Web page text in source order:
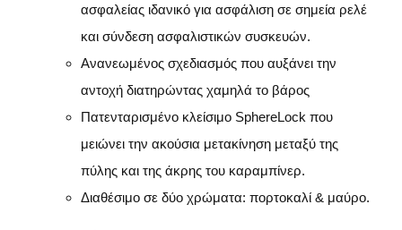
ασφαλείας ιδανικό για ασφάλιση σε σημεία ρελέ
και σύνδεση ασφαλιστικών συσκευών.
Ανανεωμένος σχεδιασμός που αυξάνει την
αντοχή διατηρώντας χαμηλά το βάρος
Πατενταρισμένο κλείσιμο SphereLock που
μειώνει την ακούσια μετακίνηση μεταξύ της
πύλης και της άκρης του καραμπίνερ.
Διαθέσιμο σε δύο χρώματα: πορτοκαλί & μαύρο.